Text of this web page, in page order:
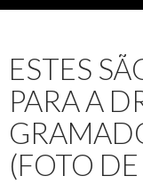
ESTES
PARA A
(FOTO